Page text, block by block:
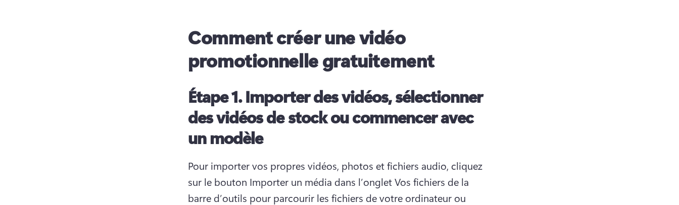
Comment créer une vidéo
promotionnelle gratuitement
Étape 1.Importer des vidéos, sélectionner
des vidéos de stock ou commencer avec
un modèle
Pour importer vos propres vidéos, photos et fichiers audio, cliquez
sur le bouton Importer un média dans l’onglet Vos fichiers de la
barre d’outils pour parcourir les fichiers de votre ordinateur ou